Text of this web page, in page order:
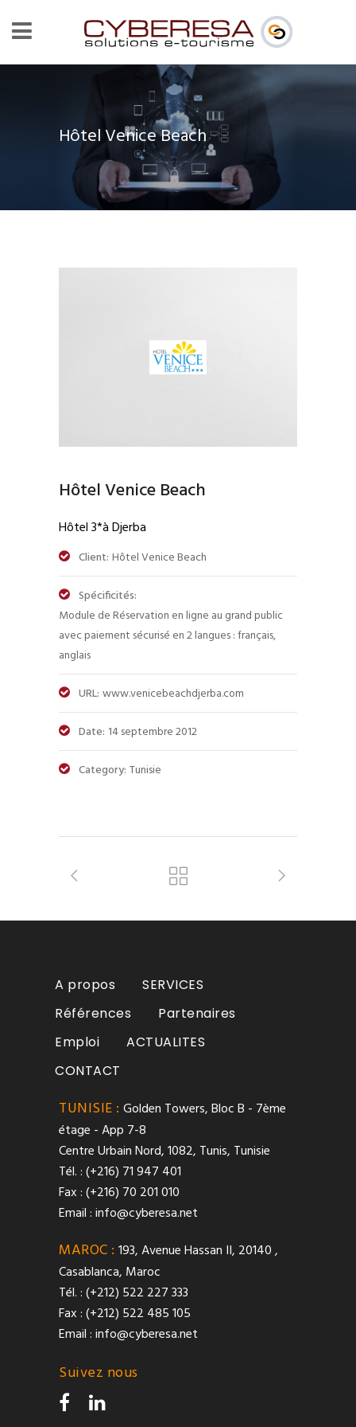
Hôtel Venice Beach
Hôtel Venice Beach
Hôtel 3*à Djerba
Client: Hôtel Venice Beach
Spécificités:
Module de Réservation en ligne au grand public
avec paiement sécurisé en 2 langues : français,
anglais
URL: www.venicebeachdjerba.com
Date: 14 septembre 2012
Category: Tunisie
A propos
SERVICES
Références
Partenaires
Emploi
ACTUALITES
CONTACT
TUNISIE : Golden Towers, Bloc B - 7ème
étage - App 7-8
Centre Urbain Nord, 1082, Tunis, Tunisie
Tél. : (+216) 71 947 401
Fax : (+216) 70 201 010
Email :info@cyberesa.net
MAROC : 193, Avenue Hassan II, 20140 ,
Casablanca, Maroc
Tél. : (+212) 522 227 333
Fax : (+212) 522 485 105
Email :info@cyberesa.net
Suivez nous